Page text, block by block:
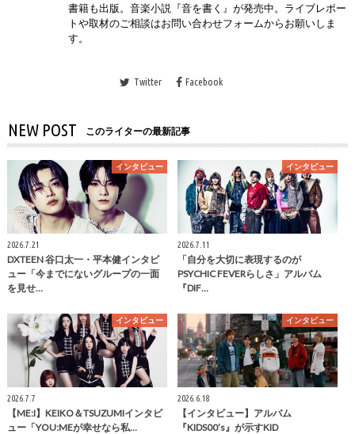
書籍も出版。音楽小説『音を書く』が発売中。ライブレポー
トや取材のご相談はお問い合わせフォームからお願いしま
す。
Twitter Facebook
NEW POST このライターの最新記事
インタビュー
2026.7.21
DXTEEN 谷口太一・平本健インタビ
ュー「今までにないグループの一面
を見せ…
インタビュー
2026.7.11
「自分を大切に表現するのが
PSYCHIC FEVERらしさ」アルバム
『DIF…
インタビュー
2026.7.7
【ME:I】KEIKO＆TSUZUMIインタビ
ュー「YOU:MEが幸せなら私…
インタビュー
2026.6.18
【インタビュー】アルバム
『KIDS00’s』が示すKID